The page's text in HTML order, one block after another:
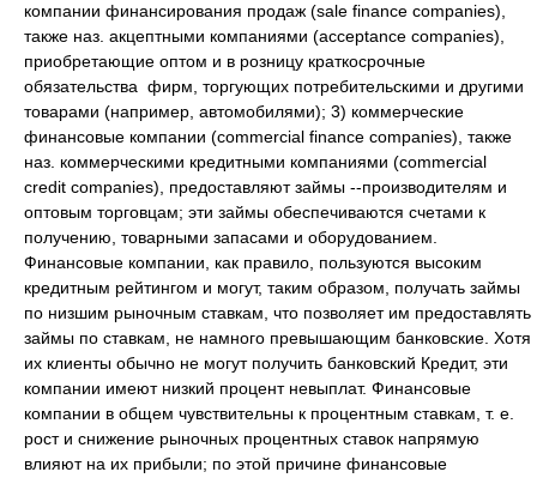
компании финансирования продаж (sale finance companies),
также наз. акцептными компаниями (acceptance companies),
приобретающие оптом и в розницу краткосрочные
обязательства фирм, торгующих потребительскими и другими
товарами (например, автомобилями); 3) коммерческие
финансовые компании (commercial finance companies), также
наз. коммерческими кредитными компаниями (commercial
credit companies), предоставляют займы --производителям и
оптовым торговцам; эти займы обеспечиваются счетами к
получению, товарными запасами и оборудованием.
Финансовые компании, как правило, пользуются высоким
кредитным рейтингом и могут, таким образом, получать займы
по низшим рыночным ставкам, что позволяет им предоставлять
займы по ставкам, не намного превышающим банковские. Хотя
их клиенты обычно не могут получить банковский Кредит, эти
компании имеют низкий процент невыплат. Финансовые
компании в общем чувствительны к процентным ставкам, т. е.
рост и снижение рыночных процентных ставок напрямую
влияют на их прибыли; по этой причине финансовые